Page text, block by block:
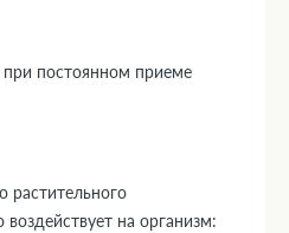
при постоянном приеме
растительного
на организм: